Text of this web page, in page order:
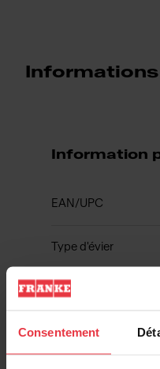
Consentement
Information
EAN/UPC
Type d'évier
Type de matériau
Nombre de cuvettes